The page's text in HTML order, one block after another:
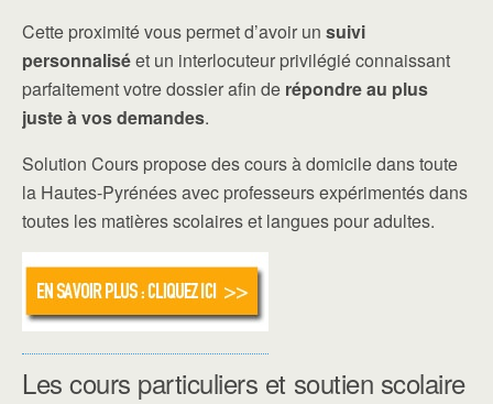
Cette proximité vous permet d’avoir un suivi
personnaliséet un interlocuteur privilégié connaissant
parfaitement votre dossier afin de répondre au plus
juste à vos demandes.
Solution Cours propose des cours à domicile dans toute
la Hautes-Pyrénées avec professeurs expérimentés dans
toutes les matières scolaires et langues pour adultes.
Les cours particuliers et soutien scolaire